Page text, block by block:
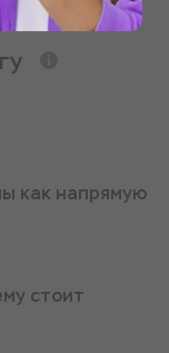
как напрямую
стоит